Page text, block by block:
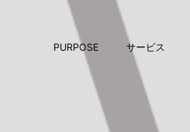
PURPOSE サービス